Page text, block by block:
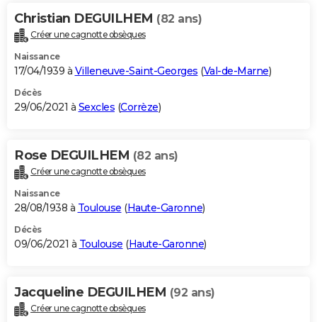
Christian DEGUILHEM (82 ans)
Créer une cagnotte obsèques
Naissance
17/04/1939 à Villeneuve-Saint-Georges (Val-de-Marne)
Décès
29/06/2021 à Sexcles (Corrèze)
Rose DEGUILHEM (82 ans)
Créer une cagnotte obsèques
Naissance
28/08/1938 à Toulouse (Haute-Garonne)
Décès
09/06/2021 à Toulouse (Haute-Garonne)
Jacqueline DEGUILHEM (92 ans)
Créer une cagnotte obsèques